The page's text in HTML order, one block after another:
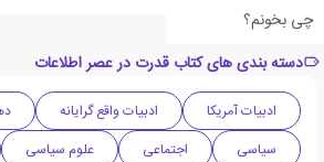
چی بخونم؟
دسته بندی های کتاب قدرت در عصر اطلاعات
ادبیات آمریکا ادبیات واقع گرایانه
دهه
سیاسی
اجتماعی علوم سیاسی